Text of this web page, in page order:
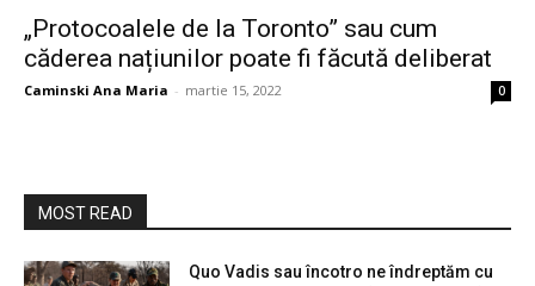
„Protocoalele de la Toronto” sau cum
căderea națiunilor poate fi făcută deliberat
Caminski Ana Maria - martie 15, 2022 0
MOST READ
Quo Vadis sau încotro ne îndreptăm cu